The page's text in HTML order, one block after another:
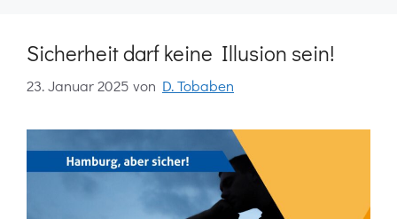
Sicherheit darf keine Illusion sein!
23. Januar 2025 von D. Tobaben